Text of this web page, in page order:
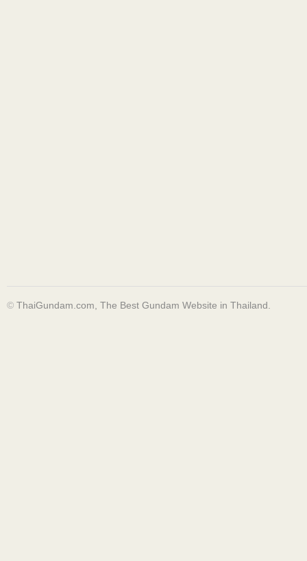
© ThaiGundam.com, The Best Gundam Website in Thailand.